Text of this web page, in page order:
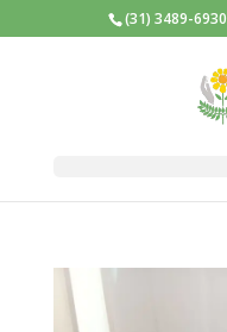
(31) 3489-6930